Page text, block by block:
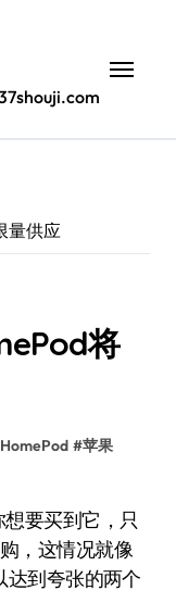
量供应
将
HomePod #苹果
，这情况就像
达到夸张的两个